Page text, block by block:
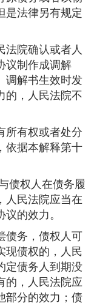
是法律另有规定
院确认或者人
议制作成调解
调解书生效时发
的，人民法院不
有权或者处分
依据本解释第十
权人在债务履
人民法院应当在
的效力。
务，债权人可
现债权的，人民
定债务人到期没
的，人民法院应
部分的效力；债